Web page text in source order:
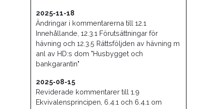
2025-11-18
Ändringar i kommentarerna till 12.1
Innehållande, 12.3.1 Förutsättningar för
hävning och 12.3.5 Rättsföljden av hävning m
anl av HD:s dom "Husbygget och
bankgarantin"
2025-08-15
Reviderade kommentarer till 1.9
Ekvivalensprincipen, 6.4.1 och 6.4.1 om